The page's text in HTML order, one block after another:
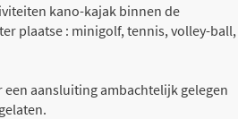
kano-kajak binnen de
plaatse : minigolf, tennis, volley-ball,
een aansluiting ambachtelijk gelegen